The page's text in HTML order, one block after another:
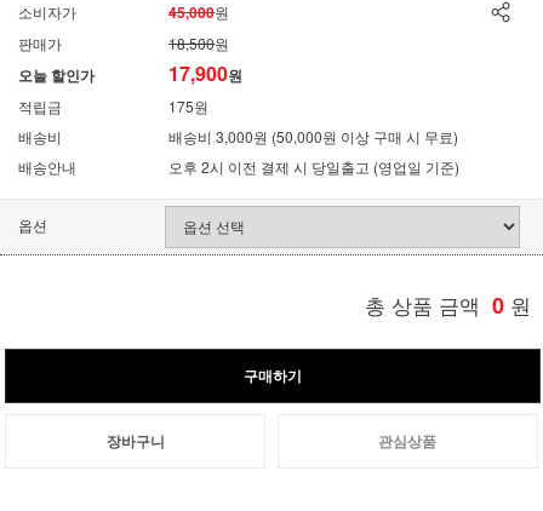
소비자가 45,000원
판매가
18,500원
오늘 할인가 17,900원
적립금
175원
배송비
배송비 3,000원 (50,000원 이상 구매 시 무료)
배송안내
오후 2시 이전 결제 시 당일출고 (영업일 기준)
옵션
총 상품 금액 0 원
구매하기
장바구니 관심상품